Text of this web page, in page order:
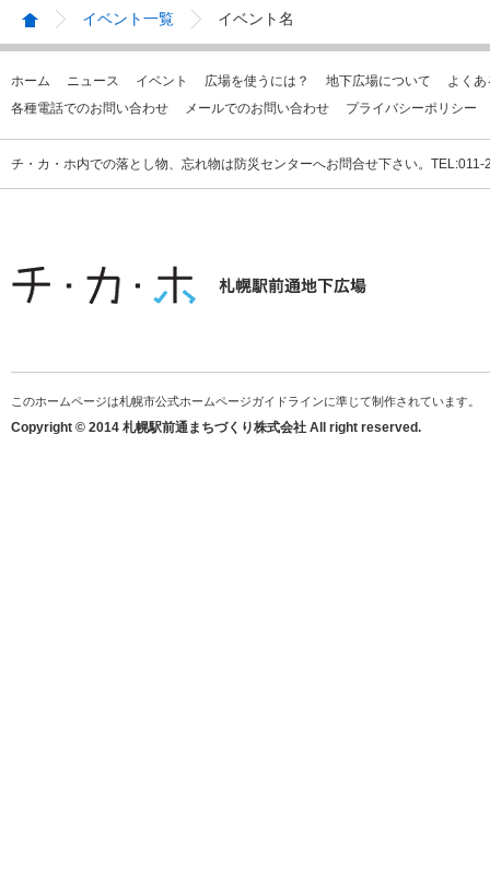
イベント一覧 イベント名
ホーム ニュース イベント 広場を使うには？ 地下広場について
よく
各種電話でのお問い合わせ
メールでのお問い合わせ プライバシーポリシー
チ・カ・ホ内での落とし物、忘れ物は防災センターへお問合せ下さい。
このホームページは札幌市公式ホームページガイドラインに準じて制作されています。
Copyright © 2014 札幌駅前通まちづくり株式会社 All right reserved.